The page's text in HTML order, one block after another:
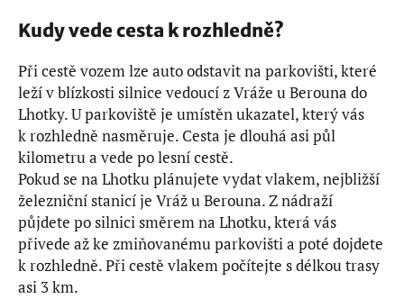
Kudy vede cesta k rozhledně?
Při cestě vozem lze auto odstavit na parkovišti, které
leží v blízkosti silnice vedoucí z Vráže u Berouna do
Lhotky. U parkoviště je umístěn ukazatel, který vás
k rozhledně nasměruje. Cesta je dlouhá asi půl
kilometru a vede po lesní cestě.
Pokud se na Lhotku plánujete vydat vlakem, nejbližší
železniční stanicí je Vráž u Berouna. Z nádraží
půjdete po silnici směrem na Lhotku, která vás
přivede až ke zmiňovanému parkovišti a poté dojdete
k rozhledně. Při cestě vlakem počítejte s délkou trasy
asi 3 km.